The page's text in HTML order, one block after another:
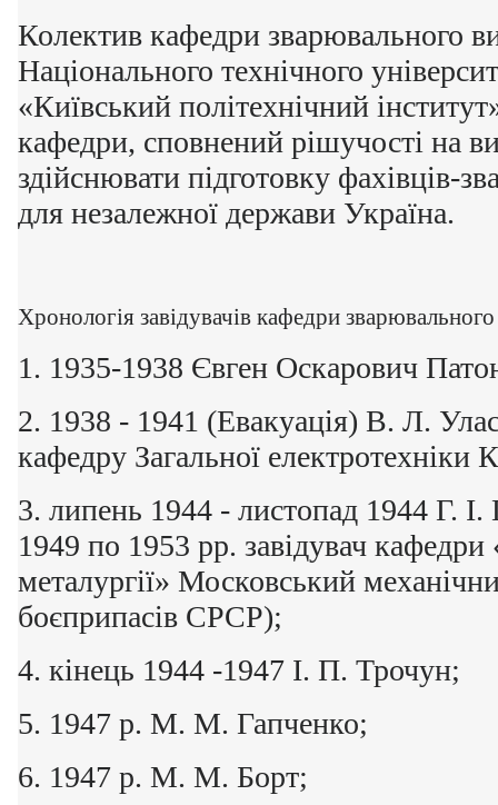
Колектив кафедри зварювального
Національного технічного
«Київський політехнічний
кафедри, сповнений рішучості на
здійснювати підготовку фахівців-
для незалежної держави Україна.
Хронологія завідувачів кафедри
1. 1935-1938 Євген Оскарович
2. 1938 - 1941 (Евакуація) В. Л.
кафедру Загальної електротехніки
3. липень 1944 - листопад 1944 Г. І.
1949 по 1953 рр. завідувач кафедри
металургії» Московський
боєприпасів СРСР);
4. кінець 1944 -1947 І. П. Трочун;
5. 1947 р. М. М. Гапченко;
6. 1947 р. М. М. Борт;